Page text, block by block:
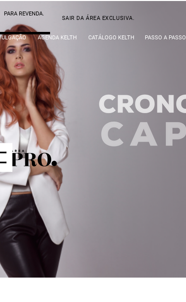
AGENDA KELTH CATÁLOGO KELTH PASSO A PASSO
PARA REVENDA.
SAIR DA ÁREA EXCLUSIVA.